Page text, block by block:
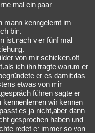
Gaming Filme
Allmystery English
Neue Geschlossen
mal ein paar
mann kenngelernt im
bin.
ist.nach vier fünf mal
von mir schicken.oft
ich ihn fragte warum er
er es damit:das
etwas von mir
führen sagte er
wir kennen
es ja nicht,aber dann
gesprochen haben und
redet er immer so von